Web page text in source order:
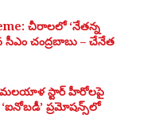
చీరాలలో ‘నేతన్న
సీఎం చంద్రబాబు – చేనేత
మలయాళ స్టార్ హీరోలపై
ప్రమోషన్స్‌లో